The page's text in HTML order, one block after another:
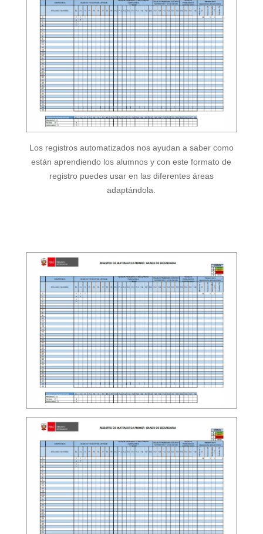
Los registros automatizados nos ayudan a saber como
están aprendiendo los alumnos y con este formato de
registro puedes usar en las diferentes áreas
adaptándola.